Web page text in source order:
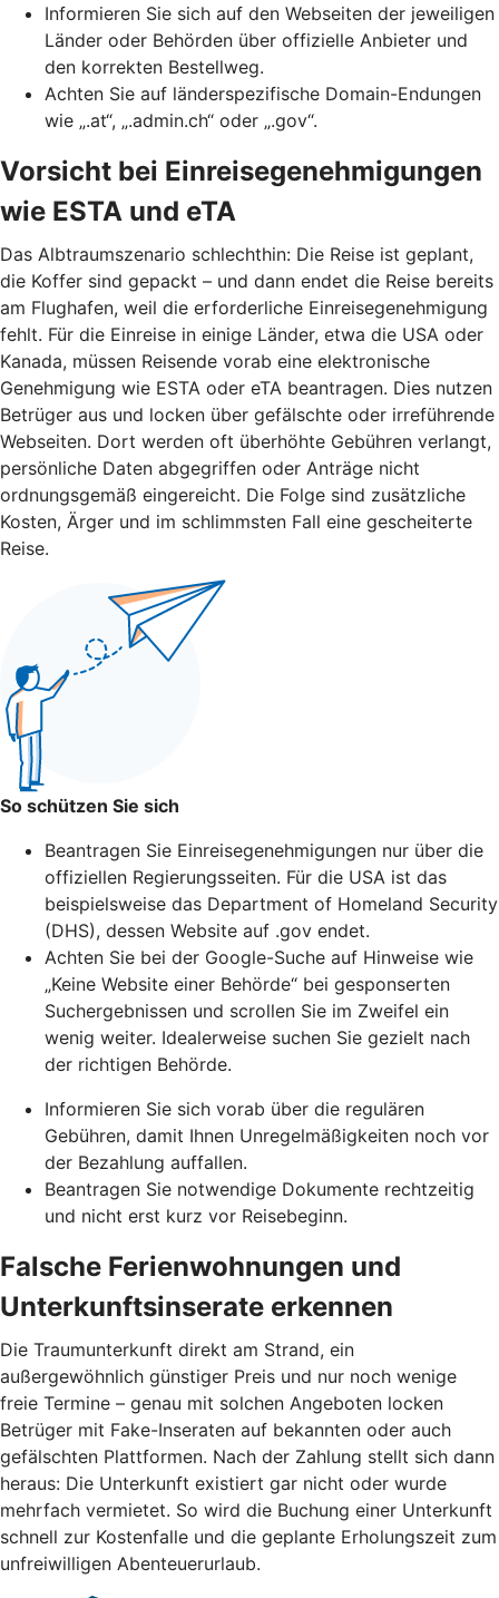
Informieren Sie sich auf den Webseiten der jeweiligen
Länder oder Behörden über offizielle Anbieter und
den korrekten Bestellweg.
Achten Sie auf länderspezifische Domain-Endungen
wie „.at“, „.admin.ch“ oder „.gov“.
Vorsicht bei Einreisegenehmigungen
wie ESTA und eTA
Das Albtraumszenario schlechthin: Die Reise ist geplant,
die Koffer sind gepackt – und dann endet die Reise bereits
am Flughafen, weil die erforderliche Einreisegenehmigung
fehlt. Für die Einreise in einige Länder, etwa die USA oder
Kanada, müssen Reisende vorab eine elektronische
Genehmigung wie ESTA oder eTA beantragen. Dies nutzen
Betrüger aus und locken über gefälschte oder irreführende
Webseiten. Dort werden oft überhöhte Gebühren verlangt,
persönliche Daten abgegriffen oder Anträge nicht
ordnungsgemäß eingereicht. Die Folge sind zusätzliche
Kosten, Ärger und im schlimmsten Fall eine gescheiterte
Reise.
So schützen Sie sich
Beantragen Sie Einreisegenehmigungen nur über die
offiziellen Regierungsseiten. Für die USA ist das
beispielsweise das Department of Homeland Security
(DHS), dessen Website auf .gov endet.
Achten Sie bei der Google-Suche auf Hinweise wie
„Keine Website einer Behörde“ bei gesponserten
Suchergebnissen und scrollen Sie im Zweifel ein
wenig weiter. Idealerweise suchen Sie gezielt nach
der richtigen Behörde.
Informieren Sie sich vorab über die regulären
Gebühren, damit Ihnen Unregelmäßigkeiten noch vor
der Bezahlung auffallen.
Beantragen Sie notwendige Dokumente rechtzeitig
und nicht erst kurz vor Reisebeginn.
Falsche Ferienwohnungen und
Unterkunftsinserate erkennen
Die Traumunterkunft direkt am Strand, ein
außergewöhnlich günstiger Preis und nur noch wenige
freie Termine – genau mit solchen Angeboten locken
Betrüger mit Fake-Inseraten auf bekannten oder auch
gefälschten Plattformen. Nach der Zahlung stellt sich dann
heraus: Die Unterkunft existiert gar nicht oder wurde
mehrfach vermietet. So wird die Buchung einer Unterkunft
schnell zur Kostenfalle und die geplante Erholungszeit zum
unfreiwilligen Abenteuerurlaub.